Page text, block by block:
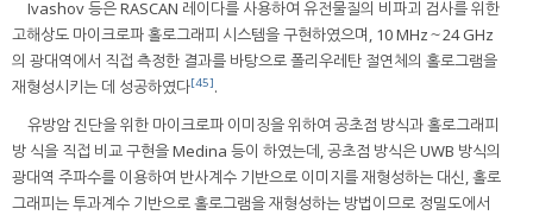
Ivashov 등은 RASCAN 레이다를 사용하여 유전물질의 비파괴 검사를 위한
고해상도 마이크로파 홀로그래피 시스템을 구현하였으며, 10 MHz～24 GHz
의 광대역에서 직접 측정한 결과를 바탕으로 폴리우레탄 절연체의 홀로그램을
재형성시키는 데 성공하였다[45].
유방암 진단을 위한 마이크로파 이미징을 위하여 공초점 방식과 홀로그래피
방 식을 직접 비교 구현을 Medina 등이 하였는데, 공초점 방식은 UWB 방식의
광대역 주파수를 이용하여 반사계수 기반으로 이미지를 재형성하는 대신, 홀로
그래피는 투과계수 기반으로 홀로그램을 재형성하는 방법이므로 정밀도에서